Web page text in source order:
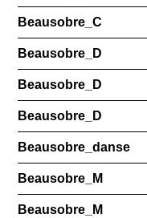
Beausobre_C
Beausobre_D
Beausobre_D
Beausobre_D
Beausobre_danse
Beausobre_M
Beausobre_M